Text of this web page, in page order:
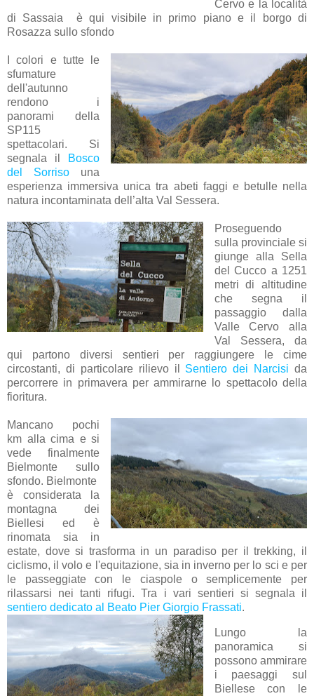
Cervo e la località
di Sassaia è qui visibile in primo piano e il borgo di
Rosazza sullo sfondo
I colori e tutte le
sfumature
dell'autunno
rendono i
panorami della
SP115
spettacolari. Si
segnala il
Bosco
del Sorriso una
esperienza immersiva unica tra abeti faggi e betulle nella
natura incontaminata dell’alta Val Sessera.
Proseguendo
sulla provinciale si
giunge alla Sella
del Cucco a 1251
metri di altitudine
che segna il
passaggio dalla
Valle Cervo alla
Val Sessera, da
qui partono diversi sentieri per raggiungere le cime
circostanti, di particolare rilievo il Sentiero dei Narcisi da
percorrere in primavera per ammirarne lo spettacolo della
fioritura.
Mancano pochi
km alla cima e si
vede finalmente
Bielmonte sullo
sfondo. Bielmonte
è considerata la
montagna dei
Biellesi ed è
rinomata sia in
estate, dove si trasforma in un paradiso per il trekking, il
ciclismo, il volo e l'equitazione, sia in inverno per lo sci e per
le passeggiate con le ciaspole o semplicemente per
rilassarsi nei tanti rifugi. Tra i vari sentieri si segnala il
sentiero dedicato al Beato Pier Giorgio Frassati.
Lungo la
panoramica si
possono ammirare
i paesaggi sul
Biellese con le